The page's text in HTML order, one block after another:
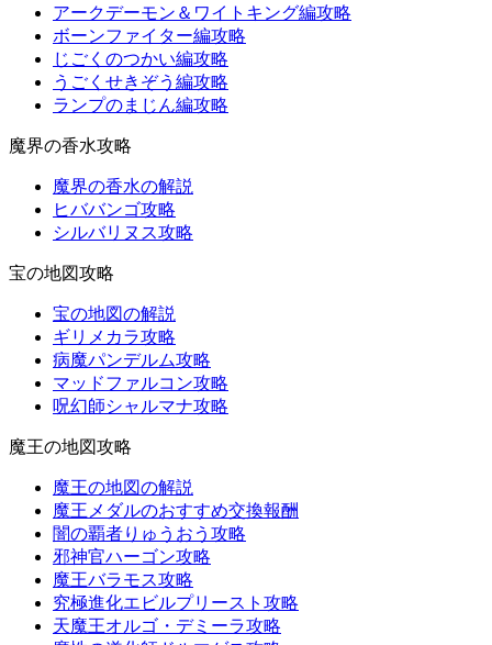
アークデーモン＆ワイトキング編攻略
ボーンファイター編攻略
じごくのつかい編攻略
うごくせきぞう編攻略
ランプのまじん編攻略
魔界の香水攻略
魔界の香水の解説
ヒババンゴ攻略
シルバリヌス攻略
宝の地図攻略
宝の地図の解説
ギリメカラ攻略
病魔パンデルム攻略
マッドファルコン攻略
呪幻師シャルマナ攻略
魔王の地図攻略
魔王の地図の解説
魔王メダルのおすすめ交換報酬
闇の覇者りゅうおう攻略
邪神官ハーゴン攻略
魔王バラモス攻略
究極進化エビルプリースト攻略
天魔王オルゴ・デミーラ攻略